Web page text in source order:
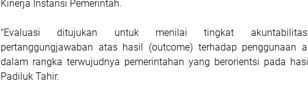
Kinerja Instansi Pemerintah.
"Evaluasi ditujukan untuk menilai tingkat
pertanggungjawaban atas hasil (outcome) terhadap penggunaan
dalam rangka terwujudnya pemerintahan yang berorientsi pada
Padiluk Tahir.